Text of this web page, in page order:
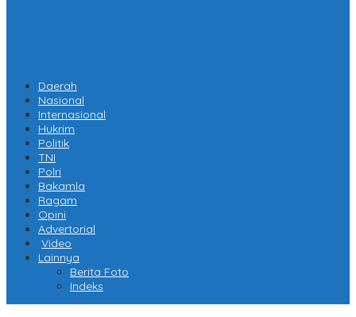
Daerah
Nasional
Internasional
Hukrim
Politik
TNI
Polri
Bakamla
Ragam
Opini
Advertorial
Video
Lainnya
Berita Foto
Indeks